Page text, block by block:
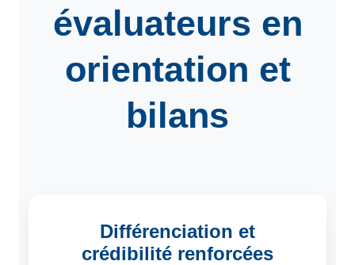
évaluateurs en
orientation et
bilans
Différenciation et
crédibilité renforcées